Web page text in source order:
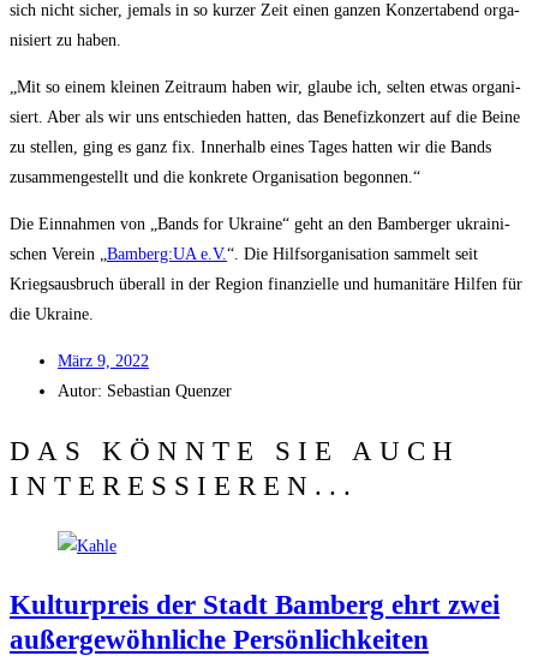
sich nicht sicher, jemals in so kur­zer Zeit einen gan­zen Kon­zert­abend orga­
ni­siert zu haben.
„Mit so einem klei­nen Zeit­raum haben wir, glau­be ich, sel­ten etwas orga­ni­
siert. Aber als wir uns ent­schie­den hat­ten, das Bene­fiz­kon­zert auf die Bei­ne
zu stel­len, ging es ganz fix. Inner­halb eines Tages hat­ten wir die Bands
zusam­men­ge­stellt und die kon­kre­te Orga­ni­sa­ti­on begonnen.“
Die Ein­nah­men von „Bands for Ukrai­ne“ geht an den Bam­ber­ger ukrai­ni­
schen Ver­ein „Bamberg:UA e.V.“. Die Hilfs­or­ga­ni­sa­ti­on sam­melt seit
Kriegs­aus­bruch über­all in der Regi­on finan­zi­el­le und huma­ni­tä­re Hil­fen für
die Ukraine.
März 9, 2022
Autor: Sebas­ti­an Quenzer
DAS KÖNNTE SIE AUCH
INTERESSIEREN...
Kul­tur­preis der Stadt Bam­berg ehrt zwei
außer­ge­wöhn­li­che Persönlichkeiten